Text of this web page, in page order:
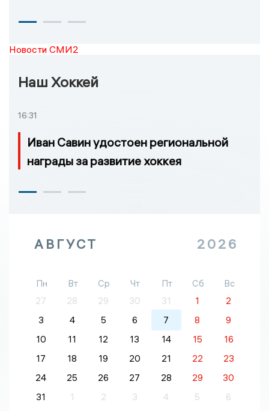
Новости СМИ2
Наш Хоккей
16:31
Иван Савин удостоен региональной
награды за развитие хоккея
АВГУСТ 2026
Пн Вт Ср Чт Пт Сб
Вс
27
28 29 30 31 1
2
3
4 5 6 7 8
9
10
11 12 13 14 15
16
17
18 19 20 21 22
23
24
25 26 27 28 29
30
31
1 2 3 4 5 6